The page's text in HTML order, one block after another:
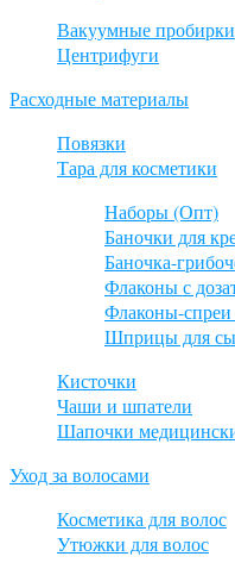
Вакуумные пробирки
Центрифуги
Расходные материалы
Повязки
Тара для косметики
Наборы (Опт)
Баночки для
Баночка-
Флаконы с
Флаконы-
Шприцы для
Кисточки
Чаши и шпатели
Шапочки
Уход за волосами
Косметика для волос
Утюжки для волос